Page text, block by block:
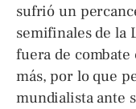
sufrió un
semifinales de la
fuera de combate
más, por lo que
mundialista ante